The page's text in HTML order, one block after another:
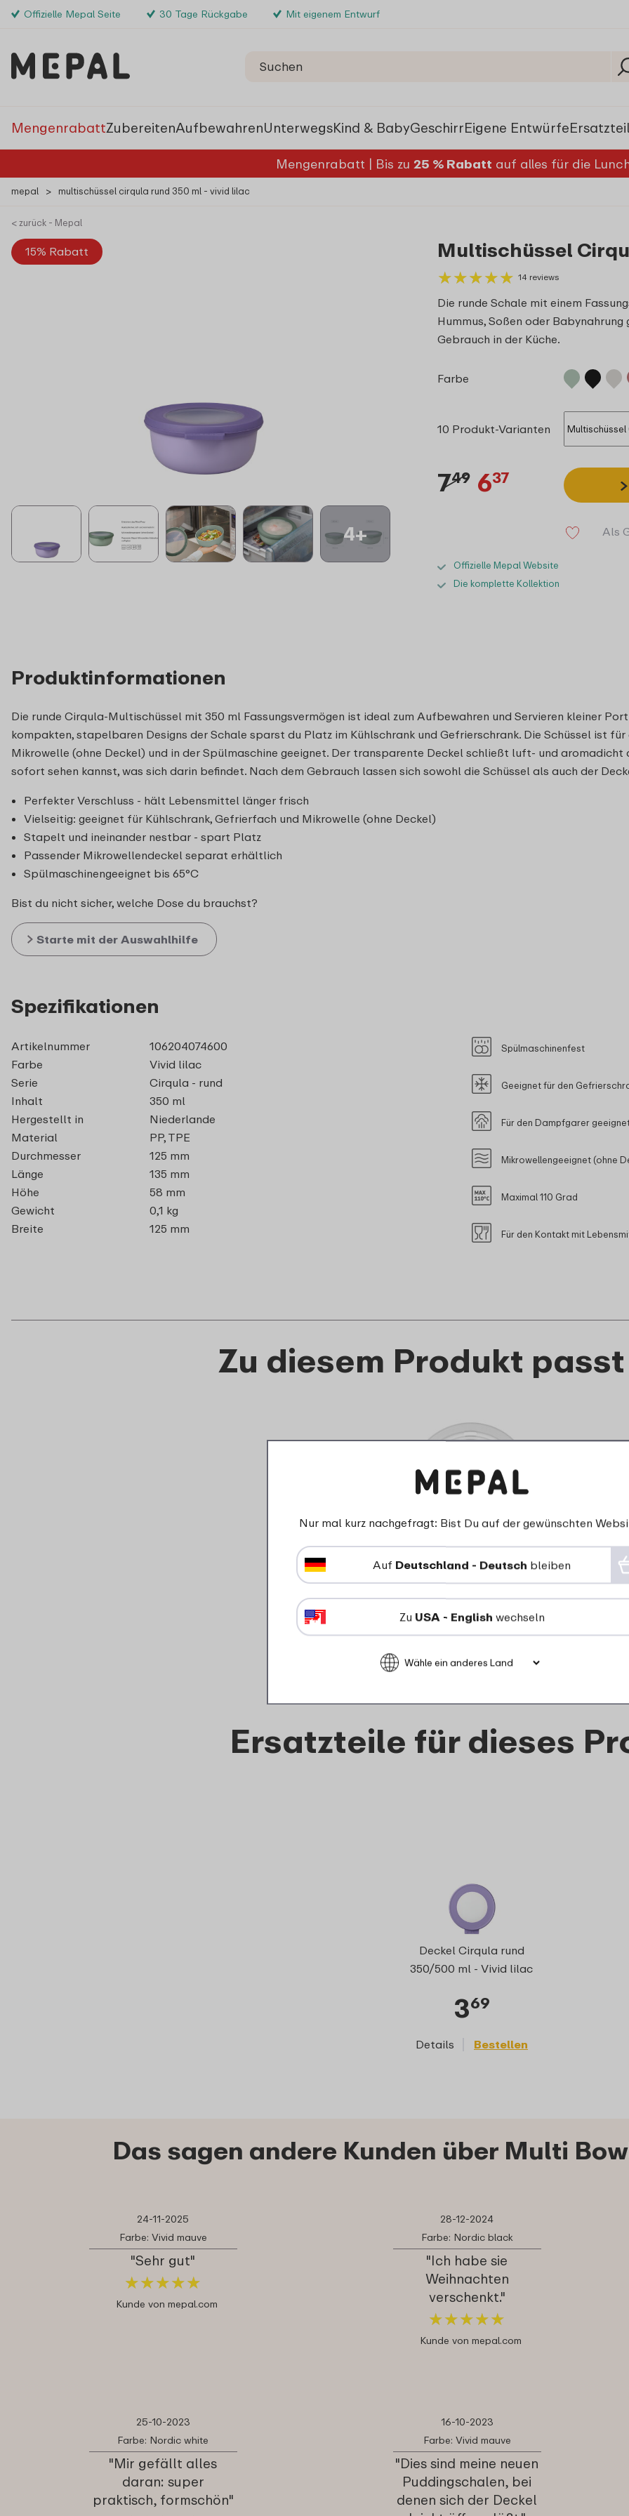
Offizielle Mepal Seite 30 Tage Rückgabe Mit eigenem Entwurf
MengenrabattZubereitenAufbewahrenUnterwegsKind & BabyGeschirrEigene Entwürfe
Mengenrabatt | Bis zu 25 % Rabatt auf alles für die
mepal > multischüssel cirqula rund 350 ml - vivid lilac
< zurück - Mepal
15% Rabatt
4+
Multischüssel
★★★★★
★★★★★ 14 reviews
Die runde Schale mit einem
Hummus, Soßen oder
Gebrauch in der Küche.
Farbe
10 Produkt-Varianten
749 637
Als
Offizielle Mepal Website
Die komplette Kollektion
Produktinformationen
Die runde Cirqula-Multischüssel mit 350 ml Fassungsvermögen ist ideal zum Aufbewahren und Servieren kleiner
kompakten, stapelbaren Designs der Schale sparst du Platz im Kühlschrank und Gefrierschrank. Die Schüssel ist
Mikrowelle (ohne Deckel) und in der Spülmaschine geeignet. Der transparente Deckel schließt luft- und
sofort sehen kannst, was sich darin befindet. Nach dem Gebrauch lassen sich sowohl die Schüssel als auch der
Perfekter Verschluss - hält Lebensmittel länger frisch
Vielseitig: geeignet für Kühlschrank, Gefrierfach und Mikrowelle (ohne Deckel)
Stapelt und ineinander nestbar - spart Platz
Passender Mikrowellendeckel separat erhältlich
Spülmaschinengeeignet bis 65°C
Bist du nicht sicher, welche Dose du brauchst?
Starte mit der Auswahlhilfe
Spezifikationen
Artikelnummer
106204074600
Farbe
Vivid lilac
Serie
Cirqula - rund
Inhalt
350 ml
Hergestellt in
Niederlande
Material
PP, TPE
Durchmesser
125 mm
Länge
135 mm
Höhe
58 mm
Gewicht
0,1 kg
Breite
125 mm
Spülmaschinenfest
Geeignet für den
Für den Dampfgarer
Mikrowellengeeignet (ohne
Maximal 110 Grad
Für den Kontakt mit
Zu diesem Produkt
Mikrowellen-Abdeckung
rund
649
Details Bestellen
Ersatzteile für dieses
Deckel Cirqula rund
350/500 ml - Vivid lilac
369
Details Bestellen
Das sagen andere Kunden über Multi
24-11-2025
Farbe: Vivid mauve
"Sehr gut"
★★★★★
★★★★★
Kunde von mepal.com
28-12-2024
Farbe: Nordic black
"Ich habe sie
Weihnachten
verschenkt."
★★★★★
★★★★★
Kunde von mepal.com
25-10-2023
Farbe: Nordic white
"Mir gefällt alles
daran: super
praktisch, formschön"
16-10-2023
Farbe: Vivid mauve
"Dies sind meine neuen
Puddingschalen, bei
denen sich der Deckel
Nur mal kurz nachgefragt: Bist Du auf der gewünschten
Auf Deutschland - Deutsch bleiben
Zu USA - English wechseln